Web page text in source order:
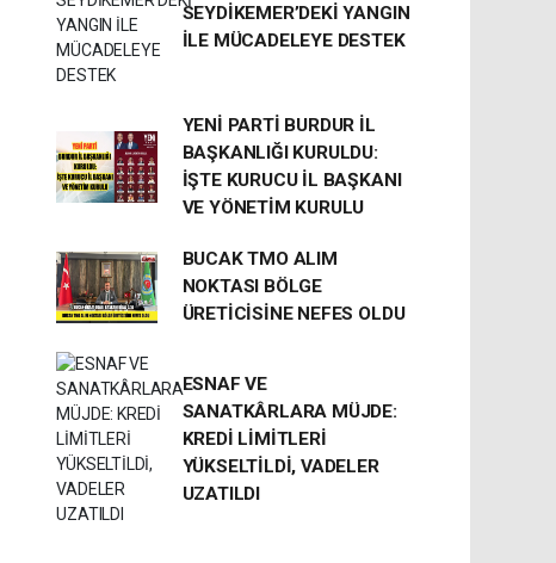
SEYDİKEMER’DEKİ YANGIN
İLE MÜCADELEYE DESTEK
YENİ PARTİ BURDUR İL
BAŞKANLIĞI KURULDU:
İŞTE KURUCU İL BAŞKANI
VE YÖNETİM KURULU
BUCAK TMO ALIM
NOKTASI BÖLGE
ÜRETİCİSİNE NEFES OLDU
ESNAF VE
SANATKÂRLARA MÜJDE:
KREDİ LİMİTLERİ
YÜKSELTİLDİ, VADELER
UZATILDI